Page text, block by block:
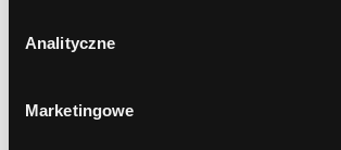
Analityczne
Marketingowe